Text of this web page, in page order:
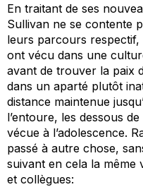
En traitant de ses
Sullivan ne se contente
leurs parcours respectif,
ont vécu dans une
avant de trouver la paix
dans un aparté plutôt
distance maintenue
l’entoure, les dessous
vécue à l’adolescence.
passé à autre chose,
suivant en cela la même
et collègues: